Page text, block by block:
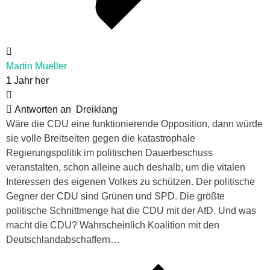
Martin Mueller
1 Jahr her
Antworten an
Dreiklang
Wäre die CDU eine funktionierende Opposition, dann würde
sie volle Breitseiten gegen die katastrophale
Regierungspolitik im politischen Dauerbeschuss
veranstalten, schon alleine auch deshalb, um die vitalen
Interessen des eigenen Volkes zu schützen. Der politische
Gegner der CDU sind Grünen und SPD. Die größte
politische Schnittmenge hat die CDU mit der AfD. Und was
macht die CDU? Wahrscheinlich Koalition mit den
Deutschlandabschaffern…